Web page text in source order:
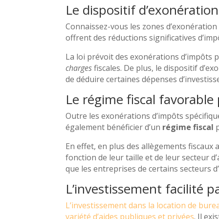
Le dispositif
Connaissez-vous les zones
offrent des réductions significatives
La loi prévoit des exonérations d’impôts
chargesfiscales. De plus, le dispositif
de déduire certaines dépenses
Le régime fiscal
Outre les exonérations d’impôts
également bénéficier d’un régime fiscal
En effet, en plus des allègements
fonction de leur taille et de leur secteur
que les entreprises de certains secteurs
L’investissement facilité
L’investissement dans la location de
variété d’aides publiques et privées. Il